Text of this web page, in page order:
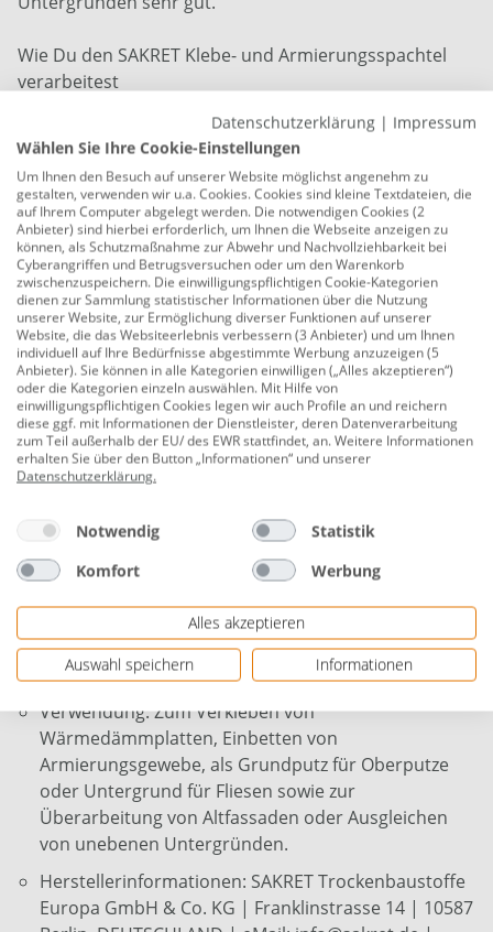
Wie Du den SAKRET Klebe- und Armierungsspachtel
verarbeitest
Verarbeitung natürlich. Als Beispiel: Für die Sanierung
Deines Putzes bringst Du ein Armierungsgewebe mit 2
Lagen des Mörtels auf. Ist Dein geliebter alter Putz von
Rissen verschont geblieben, kannst Du Dir das Gewebe
auch sparen. Und vergiss nicht, die Hinweise im
Technischen Merkblatt und im Sicherheitsdatenblatt
zu lesen!
für innen und außen
für Wand
Wasserabweisend
Filzbar
Faserarmiert
Atmungsaktiv
Kunststoffvergütet
Verarbeitungszeit: ca. 2 Stunde(n)
Reifezeit: ca. 3 Minute(n)
Verwendung: Zum Verkleben von
Wärmedämmplatten, Einbetten von
Armierungsgewebe, als Grundputz für Oberputze
oder Untergrund für Fliesen sowie zur
Überarbeitung von Altfassaden oder Ausgleichen
von unebenen Untergründen.
Herstellerinformationen: SAKRET Trockenbaustoffe
Europa GmbH & Co. KG | Franklinstrasse 14 | 10587
Datenschutzerklärung | Impressum
Wählen Sie Ihre Cookie-Einstellungen
Um Ihnen den Besuch auf unserer Website möglichst angenehm zu
gestalten, verwenden wir u.a. Cookies. Cookies sind kleine Textdateien, die
auf Ihrem Computer abgelegt werden. Die notwendigen Cookies (2
Anbieter) sind hierbei erforderlich, um Ihnen die Webseite anzeigen zu
können, als Schutzmaßnahme zur Abwehr und Nachvollziehbarkeit bei
Cyberangriffen und Betrugsversuchen oder um den Warenkorb
zwischenzuspeichern. Die einwilligungspflichtigen Cookie-Kategorien
dienen zur Sammlung statistischer Informationen über die Nutzung
unserer Website, zur Ermöglichung diverser Funktionen auf unserer
Website, die das Websiteerlebnis verbessern (3 Anbieter) und um Ihnen
individuell auf Ihre Bedürfnisse abgestimmte Werbung anzuzeigen (5
Anbieter). Sie können in alle Kategorien einwilligen („Alles akzeptieren“)
oder die Kategorien einzeln auswählen. Mit Hilfe von
einwilligungspflichtigen Cookies legen wir auch Profile an und reichern
diese ggf. mit Informationen der Dienstleister, deren Datenverarbeitung
zum Teil außerhalb der EU/ des EWR stattfindet, an. Weitere Informationen
erhalten Sie über den Button „Informationen“ und unserer
Datenschutzerklärung.
Notwendig
Statistik
Komfort
Werbung
Alles akzeptieren
Auswahl speichern
Informationen